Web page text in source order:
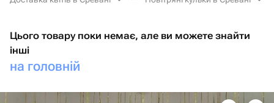
Цього товару поки немає, але ви можете знайти
інші
на головній